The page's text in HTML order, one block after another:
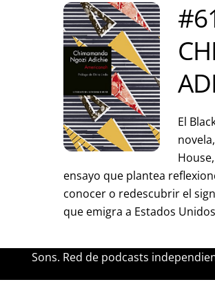
El
ensayo que plantea
conocer o redescubrir el
que emigra a Estados
Sons. Red de podcasts